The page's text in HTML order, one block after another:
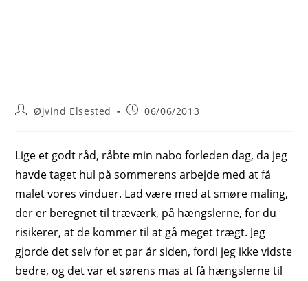
PostØjvind Elsested
Post06/06/2013
Lige et godt råd, råbte min nabo forleden dag, da jeg
havde taget hul på sommerens arbejde med at få
malet vores vinduer. Lad være med at smøre maling,
der er beregnet til træværk, på hængslerne, for du
risikerer, at de kommer til at gå meget trægt. Jeg
gjorde det selv for et par år siden, fordi jeg ikke vidste
bedre, og det var et sørens mas at få hængslerne til